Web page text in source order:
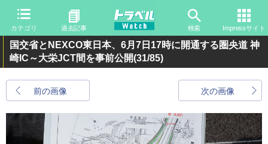
カテゴリ 過去記事 検索 Impressサイト
国交省とNEXCO東日本、6月7日17時に開通する圏央道 神
崎IC～大栄JCT間を事前公開(31/85)
前の画像 次の画像